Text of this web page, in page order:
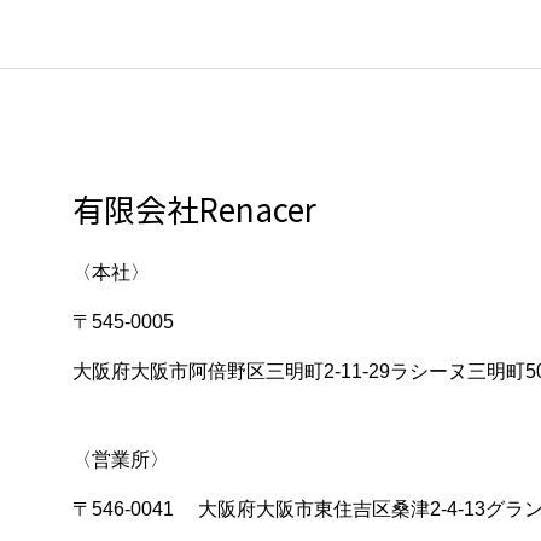
有限会社Renacer
〈本社〉
〒545-0005
大阪府大阪市阿倍野区三明町2-11-29ラシーヌ三明町
〈営業所〉
〒546-0041 大阪府大阪市東住吉区桑津2-4-13グラ